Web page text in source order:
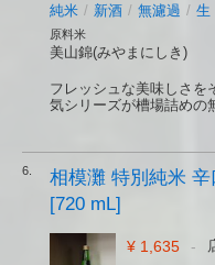
純米 / 新酒 / 無濾過 / 生
原料米
美山錦(みやまにしき)
フレッシュな美味しさを
気シリーズが槽場詰めの
6.
相模灘 特別純米
[720 mL]
¥ 1,635 -